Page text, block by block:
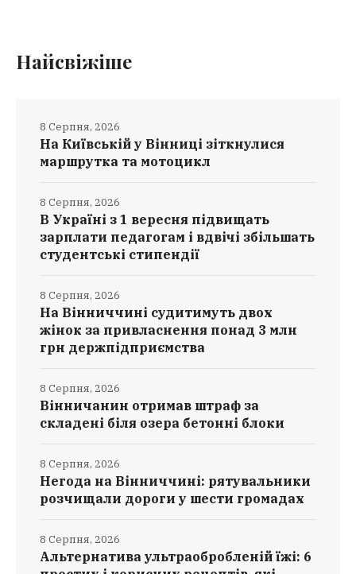
Найсвіжіше
На Київській у Вінниці зіткнулися
маршрутка та мотоцикл
8 Серпня, 2026
В Україні з 1 вересня підвищать
зарплати педагогам і вдвічі збільшать
студентські стипендії
8 Серпня, 2026
На Вінниччині судитимуть двох
жінок за привласнення понад 3 млн
грн держпідприємства
8 Серпня, 2026
Вінничанин отримав штраф за
складені біля озера бетонні блоки
8 Серпня, 2026
Негода на Вінниччині: рятувальники
розчищали дороги у шести громадах
8 Серпня, 2026
Альтернатива ультраобробленій їжі: 6
8 Серпня, 2026